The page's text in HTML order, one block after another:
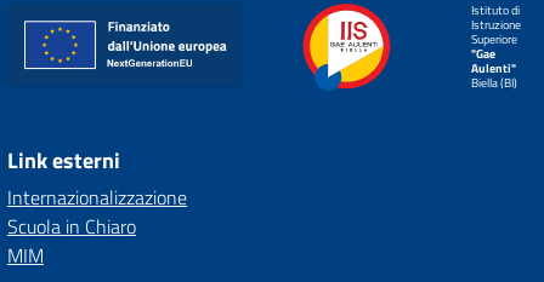
Istituto di
Istruzione
Superiore
"Gae
Aulenti"
Biella (BI)
Link esterni
Internazionalizzazione
Scuola in Chiaro
MIM